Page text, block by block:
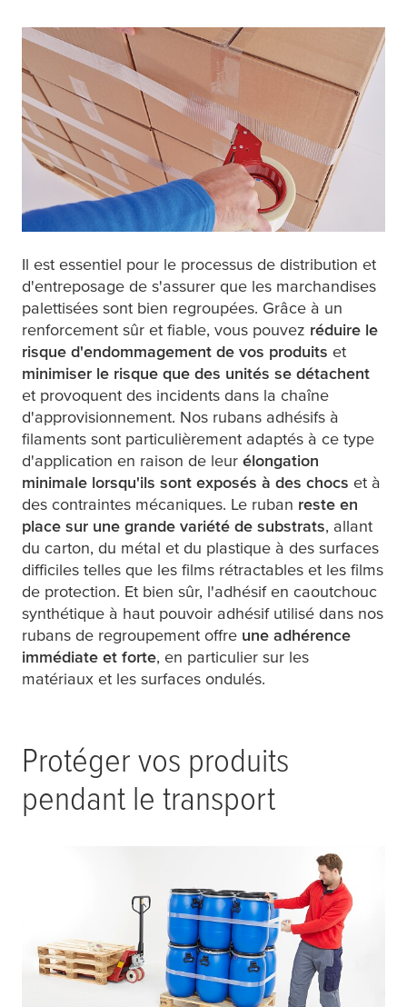
Il est essentiel pour le processus de distribution et
d'entreposage de s'assurer que les marchandises
palettisées sont bien regroupées. Grâce à un
renforcement sûr et fiable, vous pouvez réduire le
risque d'endommagement de vos produits et
minimiser le risque que des unités se détachent
et provoquent des incidents dans la chaîne
d'approvisionnement. Nos rubans adhésifs à
filaments sont particulièrement adaptés à ce type
d'application en raison de leur élongation
minimale lorsqu'ils sont exposés à des chocs et à
des contraintes mécaniques. Le ruban reste en
place sur une grande variété de substrats, allant
du carton, du métal et du plastique à des surfaces
difficiles telles que les films rétractables et les films
de protection. Et bien sûr, l'adhésif en caoutchouc
synthétique à haut pouvoir adhésif utilisé dans nos
rubans de regroupement offre une adhérence
immédiate et forte, en particulier sur les
matériaux et les surfaces ondulés.
Protéger vos produits
pendant le transport